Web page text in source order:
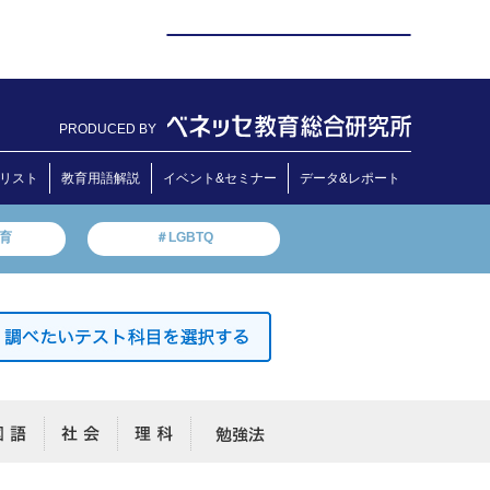
PRODUCED BY
スト 教育用語解説 イベント&セミナー データ&レポート
＃LGBTQ